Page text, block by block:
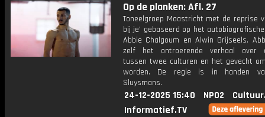
Op de planken: Afl. 27
Toneelgroep Maastricht met de reprise
bij je' gebaseerd op het
Abbie Chalgoum en Alwin Grijseels.
zelf het ontroerende verhaal over
tussen twee culturen en het gevecht
worden. De regie is in handen
Sluysmans.
24-12-2025 15:40 NPO2
Informatief.TV